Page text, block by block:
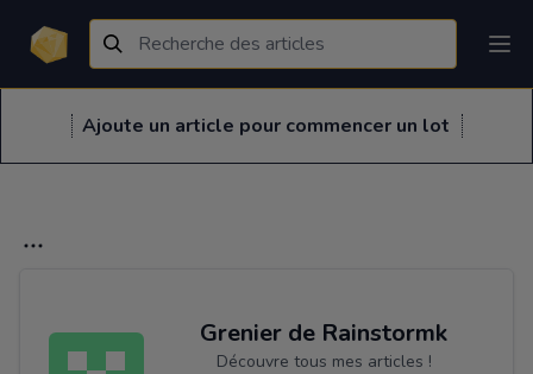
Grenier de Rainstormk
Découvre tous mes articles !
Ajoute un article pour commencer un lot